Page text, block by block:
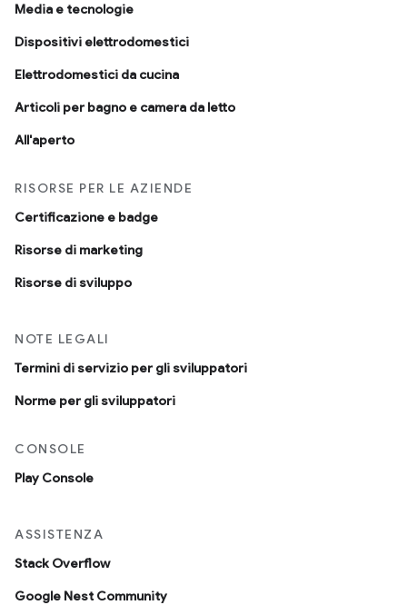
Media e tecnologie
Dispositivi elettrodomestici
Elettrodomestici da cucina
Articoli per bagno e camera da letto
All'aperto
RISORSE PER LE AZIENDE
Certificazione e badge
Risorse di marketing
Risorse di sviluppo
NOTE LEGALI
Termini di servizio per gli sviluppatori
Norme per gli sviluppatori
CONSOLE
Play Console
ASSISTENZA
Stack Overflow
Google Nest Community